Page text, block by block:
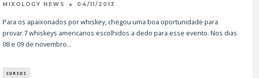
MIXOLOGY NEWS 04/11/2013
Para os apaixonados por whiskey, chegou uma boa oportunidade para
provar 7 whiskeys americanos escolhidos a dedo para esse evento. Nos dias
08 e 09 de novembro...
CURSOS